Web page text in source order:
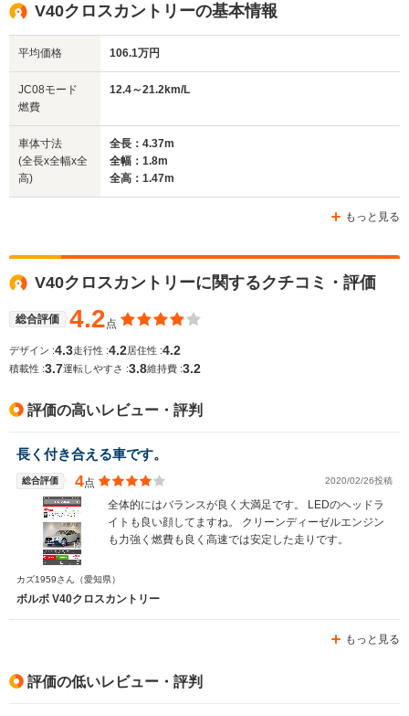
サイズ
(全長x全幅x全高)
WLTCモード
燃費
1.44m
全幅
1.79m～1.8m
1.51m
V40クロスカントリーの基本情報
平均価格 106.1万円
JC08モード
燃費
12.4～21.2km/L
車体寸法
(全長x全幅x全
高)
全長：4.37m
全幅：1.8m
全高：1.47m
もっと見る
V40クロスカントリーに関するクチコミ・評価
総合評価 4.2点
デザイン :4.3走行性 :4.2居住性 :4.2
積載性 :3.7運転しやすさ :3.8維持費 :3.2
評価の高いレビュー・評判
長く付き合える車です。
総合評価 4点 2020/02/26投稿
全体的にはバランスが良く大満足です。 LEDのヘッドラ
イトも良い顔してますね。 クリーンディーゼルエンジン
も力強く燃費も良く高速では安定した走りです。
カズ1959さん （愛知県）
ボルボ V40クロスカントリー
もっと見る
評価の低いレビュー・評判